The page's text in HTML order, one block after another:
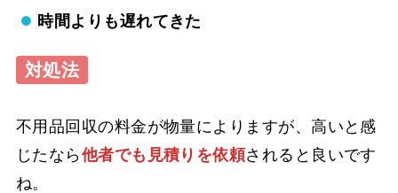
時間よりも遅れてきた
対処法
不用品回収の料金が物量によりますが、高いと感
じたなら他者でも見積りを依頼されると良いです
ね。